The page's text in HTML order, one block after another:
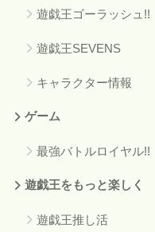
遊戯王ゴーラッシュ!!
遊戯王SEVENS
キャラクター情報
ゲーム
最強バトルロイヤル!!
遊戯王をもっと楽しく
遊戯王推し活